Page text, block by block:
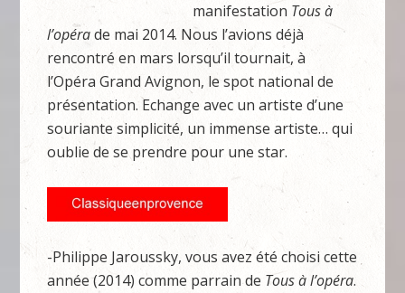
manifestation Tous à
l’opérade mai 2014. Nous l’avions déjà
rencontré en mars lorsqu’il tournait, à
l’Opéra Grand Avignon, le spot national de
présentation. Echange avec un artiste d’une
souriante simplicité, un immense artiste… qui
oublie de se prendre pour une star.
-Philippe Jaroussky, vous avez été choisi cette
année (2014) comme parrain de Tous àl’opéra.